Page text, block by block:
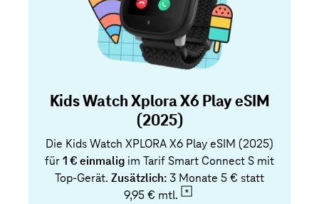
Kids Watch Xplora X6 Play eSIM
(2025)
Die Kids Watch XPLORA X6 Play eSIM (2025)
für1 € einmalig im Tarif Smart Connect S mit
Top-Gerät. Zusätzlich:3 Monate 5 € statt
9,95 € mtl.